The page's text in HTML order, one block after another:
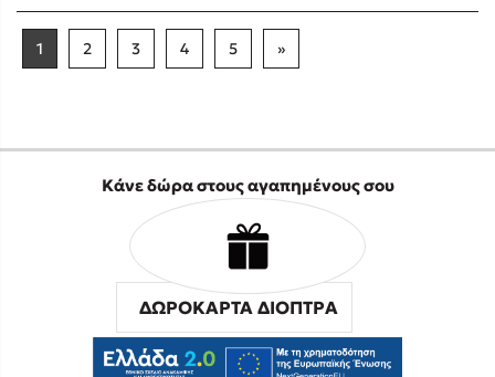
1 2 3 4 5 »
Κάνε δώρα στους αγαπημένους σου
ΔΩΡΟΚΑΡΤΑ ΔΙΟΠΤΡΑ